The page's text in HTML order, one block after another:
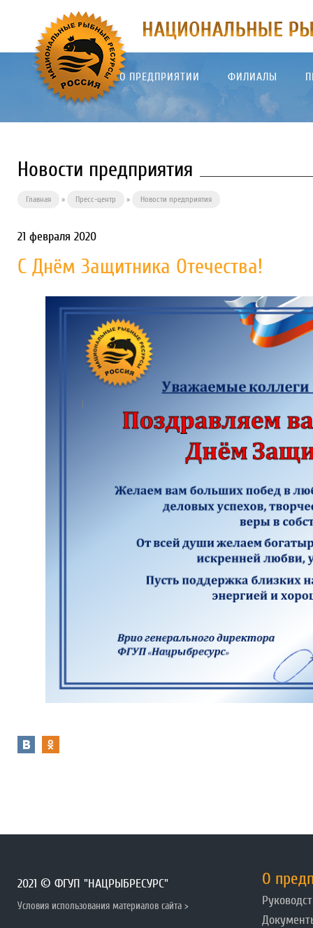
О ПРЕДПРИЯТИИ ФИЛИАЛЫ
Новости предприятия
Главная » Пресс-центр » Новости предприятия
21 февраля 2020
С Днём Защитника Отечества!
2021 © ФГУП "НАЦРЫБРЕСУРС"
Условия использования материалов сайта >
О